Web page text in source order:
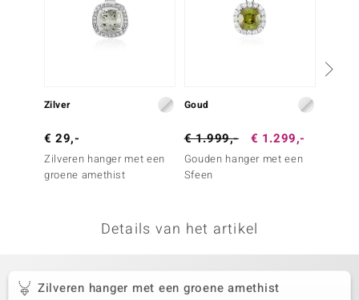
Collection
Zilver
€ 29,-
Zilveren hanger met een
groene amethist
Goud
€ 1.999,- € 1.299,-
Gouden hanger met een
Sfeen
Details van het artikel
Zilveren hanger met een groene amethist